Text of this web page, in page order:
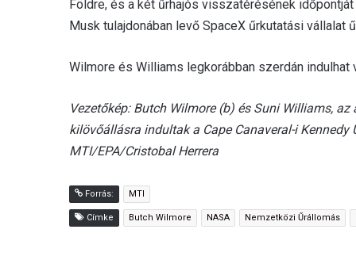
Földre, és a két űrhajós visszatérésének
Musk tulajdonában levő SpaceX űrkutatási vállalat
Wilmore és Williams legkorábban szerdán indulhat
Vezetőkép: Butch Wilmore (b) és Suni Williams,
kilövőállásra indultak a Cape Canaveral-i
MTI/EPA/Cristobal Herrera
Forrás: MTI
Címke Butch Wilmore NASA Nemzetközi Űrállomás